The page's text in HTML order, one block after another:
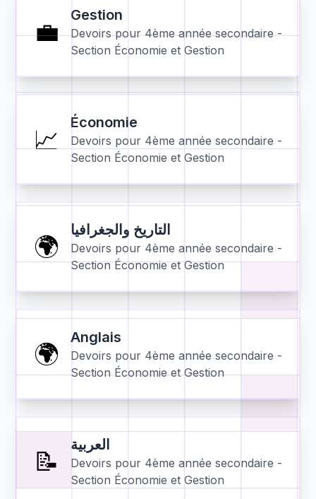
💼
Gestion
Devoirs pour4ème année secondaire -
Section Économie et Gestion
📈
Économie
Devoirs pour 4ème année secondaire -
Section Économie et Gestion
🌍
التاريخ والجغرافيا
Devoirs pour 4ème année secondaire -
Section Économie et Gestion
🌍
Anglais
Devoirs pour 4ème année secondaire -
Section Économie et Gestion
📝
العربية
Devoirs pour 4ème année secondaire -
Section Économie et Gestion